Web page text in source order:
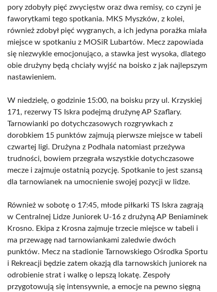
pory zdobyły pięć zwycięstw oraz dwa remisy, co czyni je
faworytkami tego spotkania. MKS Myszków, z kolei,
również zdobył pięć wygranych, a ich jedyna porażka miała
miejsce w spotkaniu z MOSiR Lubartów. Mecz zapowiada
się niezwykle emocjonująco, a stawka jest wysoka, dlatego
obie drużyny będą chciały wyjść na boisko z jak najlepszym
nastawieniem.
W niedzielę, o godzinie 15:00, na boisku przy ul. Krzyskiej
171, rezerwy TS Iskra podejmą drużynę AP Szaflary.
Tarnowianki po dotychczasowych rozgrywkach z
dorobkiem 15 punktów zajmują pierwsze miejsce w tabeli
czwartej ligi. Drużyna z Podhala natomiast przeżywa
trudności, bowiem przegrała wszystkie dotychczasowe
mecze i zajmuje ostatnią pozycję. Spotkanie to jest szansą
dla tarnowianek na umocnienie swojej pozycji w lidze.
Również w sobotę o 17:45, młode piłkarki TS Iskra zagrają
w Centralnej Lidze Juniorek U-16 z drużyną AP Beniaminek
Krosno. Ekipa z Krosna zajmuje trzecie miejsce w tabeli i
ma przewagę nad tarnowiankami zaledwie dwóch
punktów. Mecz na stadionie Tarnowskiego Ośrodka Sportu
i Rekreacji będzie zatem okazją dla tarnowskich juniorek na
odrobienie strat i walkę o lepszą lokatę. Zespoły
przygotowują się intensywnie, a emocje na pewno sięgną